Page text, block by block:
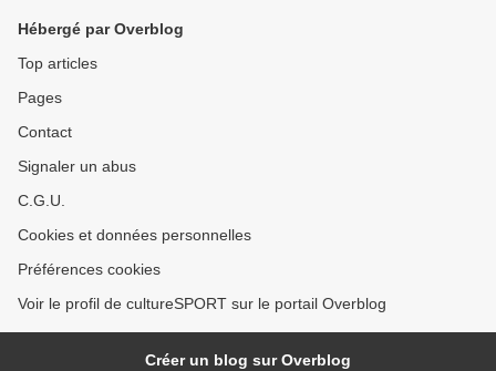
Hébergé par Overblog
Top articles
Pages
Contact
Signaler un abus
C.G.U.
Cookies et données personnelles
Préférences cookies
Voir le profil de cultureSPORT sur le portail Overblog
Créer un blog sur Overblog